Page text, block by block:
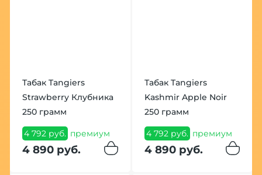
Табак Tangiers
Strawberry Клубника
250 грамм
4 792 руб. премиум
4 890 руб.
Табак Tangiers
Kashmir Apple Noir
250 грамм
4 792 руб. премиум
4 890 руб.